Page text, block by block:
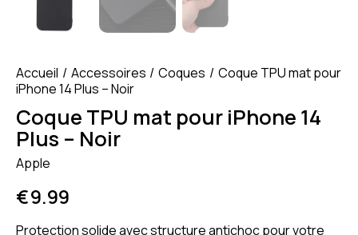
Accueil Accessoires Coques
Coque TPU mat pour
iPhone 14 Plus – Noir
Coque TPU mat pour iPhone 14
Plus – Noir
Apple
€9.99
Protection solide avec structure antichoc pour votre